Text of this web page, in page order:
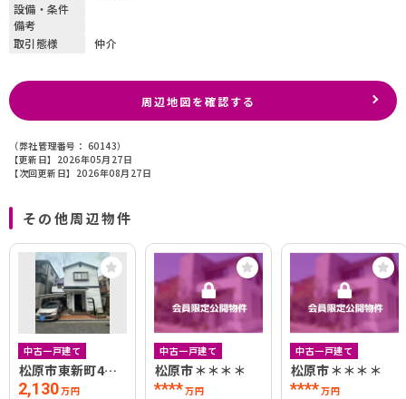
設備・条件
備考
取引態様
仲介
周辺地図を確認する
（弊社管理番号： 60143）
【更新日】2026年05月27日
【次回更新日】2026年08月27日
その他周辺物件
中古一戸建て
松原市東新町4丁
目
2,130万円
中古一戸建て
松原市＊＊＊＊
****万円
中古一戸建て
松原市＊＊＊＊
****万円